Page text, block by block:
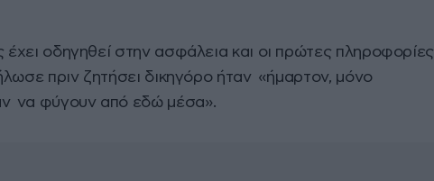
οδηγηθεί στην ασφάλεια και οι πρώτες πληροφορίες
πριν ζητήσει δικηγόρο ήταν «ήμαρτον, μόνο
να φύγουν από εδώ μέσα».